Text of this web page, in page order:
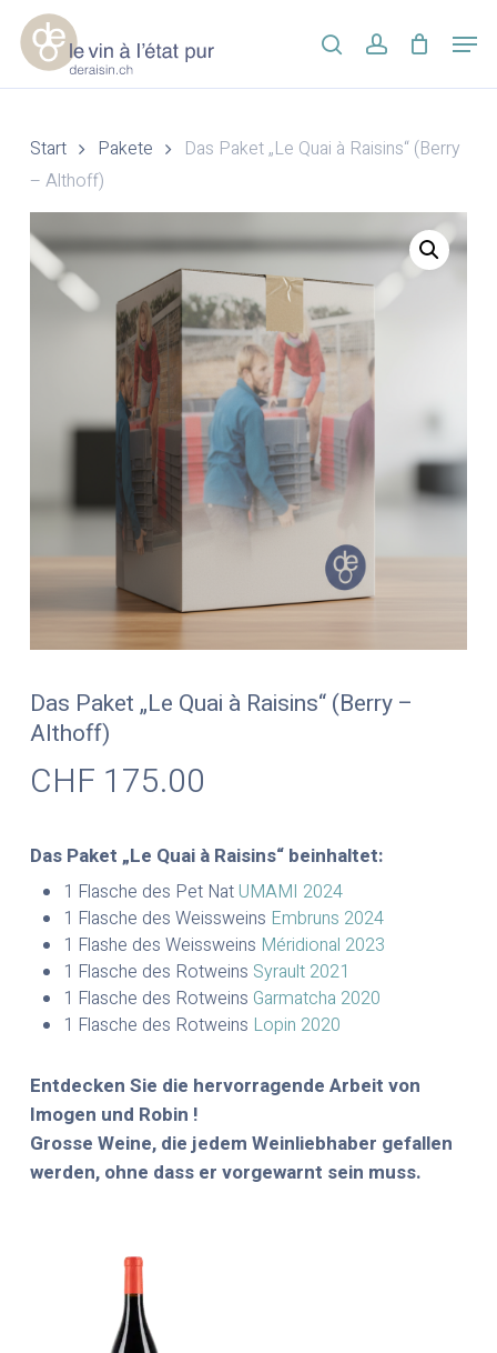
Skip
main
content
searchaccount
Start Pakete
Das Paket „Le Quai à Raisins“ (Berry
– Althoff)
Das Paket „Le Quai à Raisins“ (Berry –
Althoff)
CHF 175.00
Das Paket „Le Quai à Raisins“ beinhaltet:
1 Flasche des Pet Nat UMAMI 2024
1 Flasche des Weissweins Embruns 2024
1 Flashe des Weissweins Méridional 2023
1 Flasche des Rotweins Syrault 2021
1 Flasche des Rotweins Garmatcha 2020
1 Flasche des Rotweins Lopin 2020
Entdecken Sie die hervorragende Arbeit von
Imogen und Robin !
Grosse Weine, die jedem Weinliebhaber gefallen
werden, ohne dass er vorgewarnt sein muss.
Menu